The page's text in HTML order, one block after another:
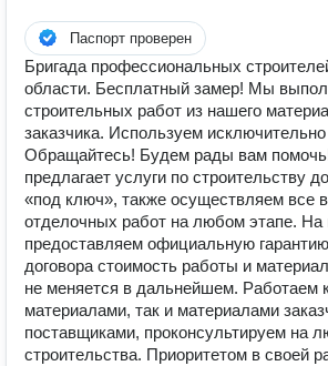
Паспорт проверен
Бригада профессиональных
области. Бесплатный замер! Мы
строительных работ из нашего
заказчика. Используем исключительно
Обращайтесь! Будем рады вам
предлагает услуги по строительству
«под ключ», также осуществляем все
отделочных работ на любом этапе. На
предоставляем официальную
договора стоимость работы и
не меняется в дальнейшем. Работаем
материалами, так и материалами
поставщиками, проконсультируем на
строительства. Приоритетом в своей